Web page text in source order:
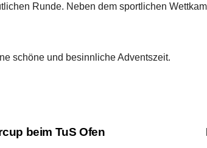
Runde. Neben dem sportlichen
schöne und besinnliche Adventszeit.
beim TuS Ofen